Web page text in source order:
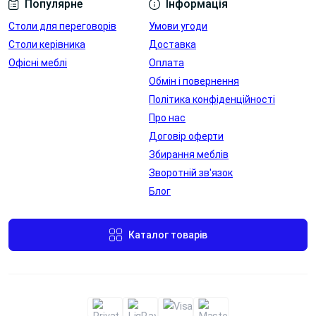
Популярне
Столи для переговорів
Столи керівника
Офісні меблі
Інформація
Умови угоди
Доставка
Оплата
Обмін і повернення
Політика конфіденційності
Про нас
Договір оферти
Збирання меблів
Зворотній зв'язок
Блог
Каталог товарів